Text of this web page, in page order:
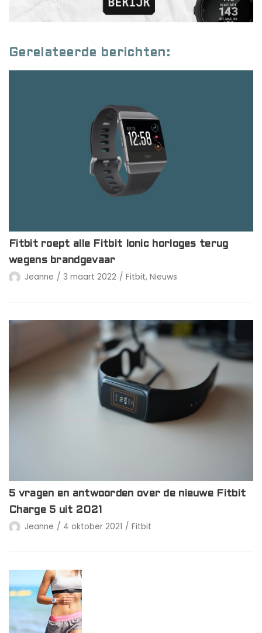
Gerelateerde berichten:
Fitbit roept alle Fitbit Ionic horloges terug
wegens brandgevaar
Jeanne 3 maart 2022 Fitbit, Nieuws
5 vragen en antwoorden over de nieuwe Fitbit
Charge 5 uit 2021
Jeanne 4 oktober 2021 Fitbit